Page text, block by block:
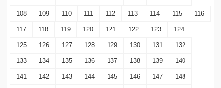
108 109 110 111 112 113 114 115 116
117 118 119 120 121 122 123 124
125 126 127 128 129 130 131 132
133 134 135 136 137 138 139 140
141 142 143 144 145 146 147 148